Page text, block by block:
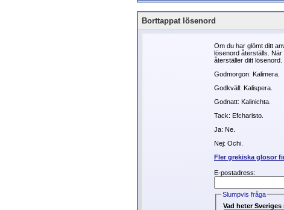
Borttappat lösenord
Om du har glömt ditt
lösenord återställs.
återställer ditt
Godmorgon: Kalimera.
Godkväll: Kalispera.
Godnatt: Kalinichta.
Tack: Efcharisto.
Ja: Ne.
Nej: Ochi.
Fler grekiska glosor
E-postadress:
Slumpvis fråga
Vad heter